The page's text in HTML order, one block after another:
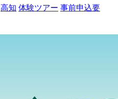
高知 体験ツアー 事前申込要